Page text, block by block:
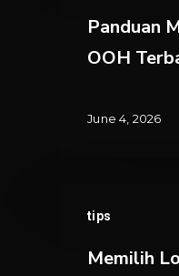
Media
Terbaik
Area
Panduan
OOH
June 4, 2026
tips
Lokasi
OOHMemilih